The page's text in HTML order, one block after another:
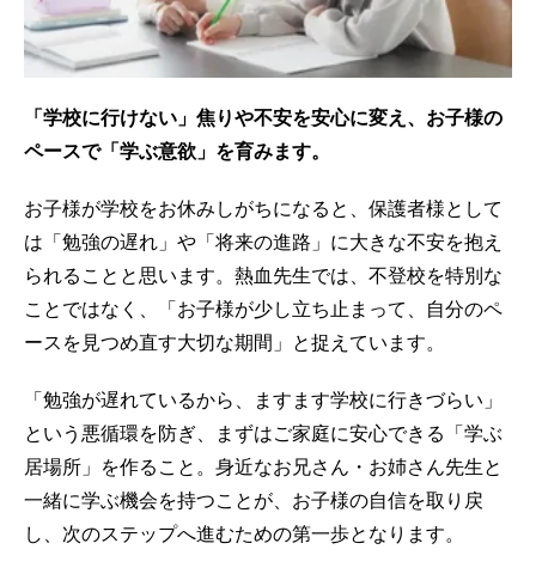
「学校に行けない」焦りや不安を安心に変え、お子様の
ペースで「学ぶ意欲」を育みます。
お子様が学校をお休みしがちになると、保護者様として
は「勉強の遅れ」や「将来の進路」に大きな不安を抱え
られることと思います。熱血先生では、不登校を特別な
ことではなく、「お子様が少し立ち止まって、自分のペ
ースを見つめ直す大切な期間」と捉えています。
「勉強が遅れているから、ますます学校に行きづらい」
という悪循環を防ぎ、まずはご家庭に安心できる「学ぶ
居場所」を作ること。身近なお兄さん・お姉さん先生と
一緒に学ぶ機会を持つことが、お子様の自信を取り戻
し、次のステップへ進むための第一歩となります。